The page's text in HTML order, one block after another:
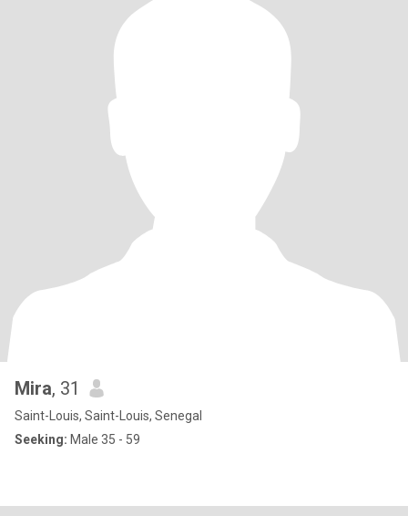
Mira, 31
Saint-Louis, Saint-Louis, Senegal
Seeking: Male 35 - 59